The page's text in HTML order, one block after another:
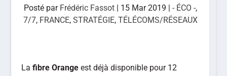
Posté par Frédéric Fassot| 15 Mar 2019 | - ÉCO -,
7/7, FRANCE, STRATÉGIE, TÉLÉCOMS/RÉSEAUX
Lafibre Orange est déjà disponible pour 12